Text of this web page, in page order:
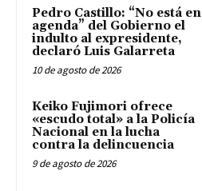
Pedro Castillo: “No está en
agenda” del Gobierno el
indulto al expresidente,
declaró Luis Galarreta
10 de agosto de 2026
Keiko Fujimori ofrece
«escudo total» a la Policía
Nacional en la lucha
contra la delincuencia
9 de agosto de 2026